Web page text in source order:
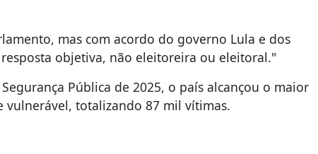
mas com acordo do governo Lula e dos
objetiva, não eleitoreira ou eleitoral."
Pública de 2025, o país alcançou o maior
totalizando 87 mil vítimas.